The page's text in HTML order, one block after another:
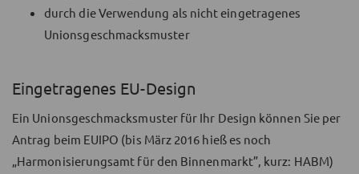
durch die Verwendung als nicht eingetragenes
Unionsgeschmacksmuster
Eingetragenes EU-Design
Ein Unionsgeschmacksmuster für Ihr Design können Sie per
Antrag beim EUIPO (bis März 2016 hieß es noch
„Harmonisierungsamt für den Binnenmarkt”, kurz: HABM)